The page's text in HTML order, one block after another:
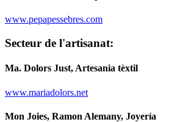
www.pepapessebres.com
Secteur de l'artisanat:
Ma. Dolors Just, Artesania tèxtil
www.mariadolors.net
Mon Joies, Ramon Alemany, Joyería